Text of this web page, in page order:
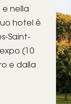
e nella
hotel è
Saint-
(10
e dalla